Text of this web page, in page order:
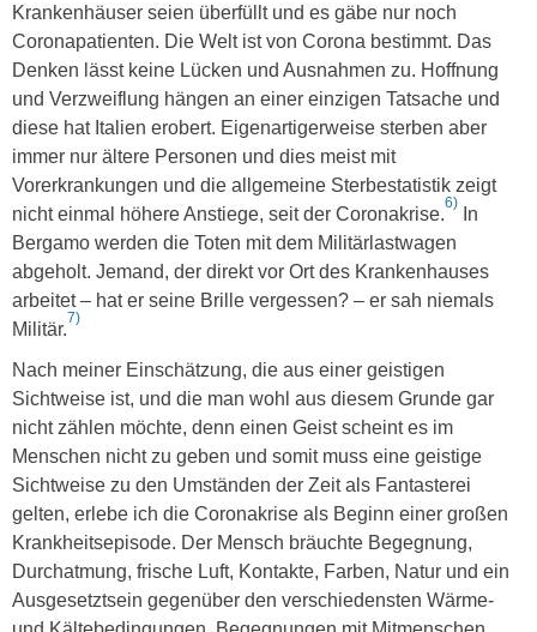
Krankenhäuser seien überfüllt und es gäbe nur noch
Coronapatienten. Die Welt ist von Corona bestimmt. Das
Denken lässt keine Lücken und Ausnahmen zu. Hoffnung
und Verzweiflung hängen an einer einzigen Tatsache und
diese hat Italien erobert. Eigenartigerweise sterben aber
immer nur ältere Personen und dies meist mit
Vorerkrankungen und die allgemeine Sterbestatistik zeigt
nicht einmal höhere Anstiege, seit der Coronakrise.
6)
In
Bergamo werden die Toten mit dem Militärlastwagen
abgeholt. Jemand, der direkt vor Ort des Krankenhauses
arbeitet – hat er seine Brille vergessen? – er sah niemals
Militär.
7)
Nach meiner Einschätzung, die aus einer geistigen
Sichtweise ist, und die man wohl aus diesem Grunde gar
nicht zählen möchte, denn einen Geist scheint es im
Menschen nicht zu geben und somit muss eine geistige
Sichtweise zu den Umständen der Zeit als Fantasterei
gelten, erlebe ich die Coronakrise als Beginn einer großen
Krankheitsepisode. Der Mensch bräuchte Begegnung,
Durchatmung, frische Luft, Kontakte, Farben, Natur und ein
Ausgesetztsein gegenüber den verschiedensten Wärme-